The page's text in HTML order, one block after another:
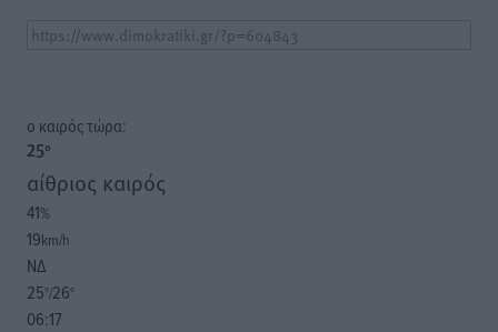
o καιρός τώρα:
25°
αίθριος καιρός
41%
19km/h
ΝΔ
25°/26°
06:17